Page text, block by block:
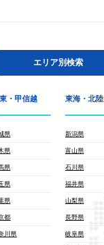
エリア別検索
・甲信越
県
県
県
県
県
都
川県
東海・北陸
新潟県
富山県
石川県
福井県
山梨県
長野県
岐阜県